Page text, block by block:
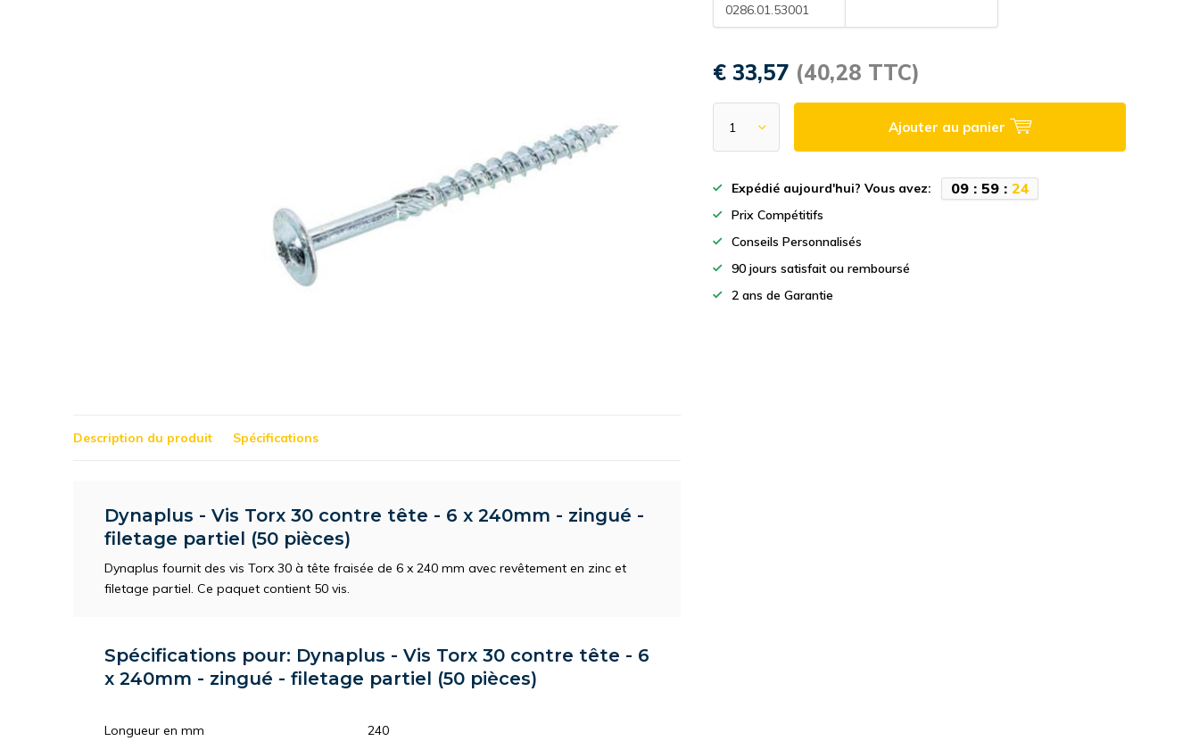
0286.01.53001
€ 33,57 (40,28 TTC)
Ajouter au panier
Expédié aujourd'hui? Vous avez: 09: 59: 24
Prix Compétitifs
Conseils Personnalisés
90 jours satisfait ou remboursé
2 ans de Garantie
Description du produit Spécifications
Dynaplus - Vis Torx 30 contre tête - 6 x 240mm - zingué -
filetage partiel (50 pièces)
Dynaplus fournit des vis Torx 30 à tête fraisée de 6 x 240 mm avec revêtement en zinc et
filetage partiel. Ce paquet contient 50 vis.
Spécifications pour: Dynaplus - Vis Torx 30 contre tête - 6
x 240mm - zingué - filetage partiel (50 pièces)
Longueur en mm 240